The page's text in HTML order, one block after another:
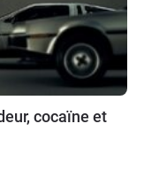
cocaïne et